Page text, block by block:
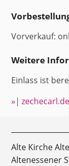
Vorverkauf:
Weitere
Einlass ist
»| zechecarl.de
Alte Kirche
Altenessener